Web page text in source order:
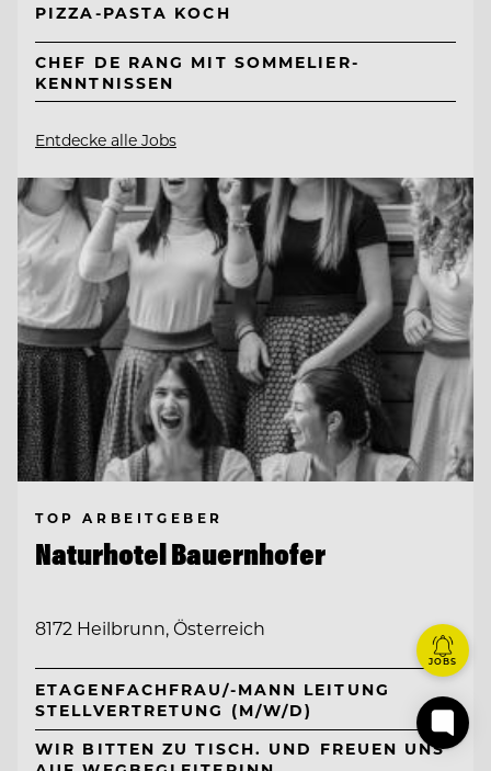
PIZZA-PASTA KOCH
CHEF DE RANG MIT SOMMELIER-
KENNTNISSEN
Entdecke alle Jobs
TOP ARBEITGEBER
Naturhotel Bauernhofer
8172 Heilbrunn, Österreich
ETAGENFACHFRAU/-MANN LEITUNG
STELLVERTRETUNG (M/W/D)
WIR BITTEN ZU TISCH. UND FREUEN UNS
JOBS